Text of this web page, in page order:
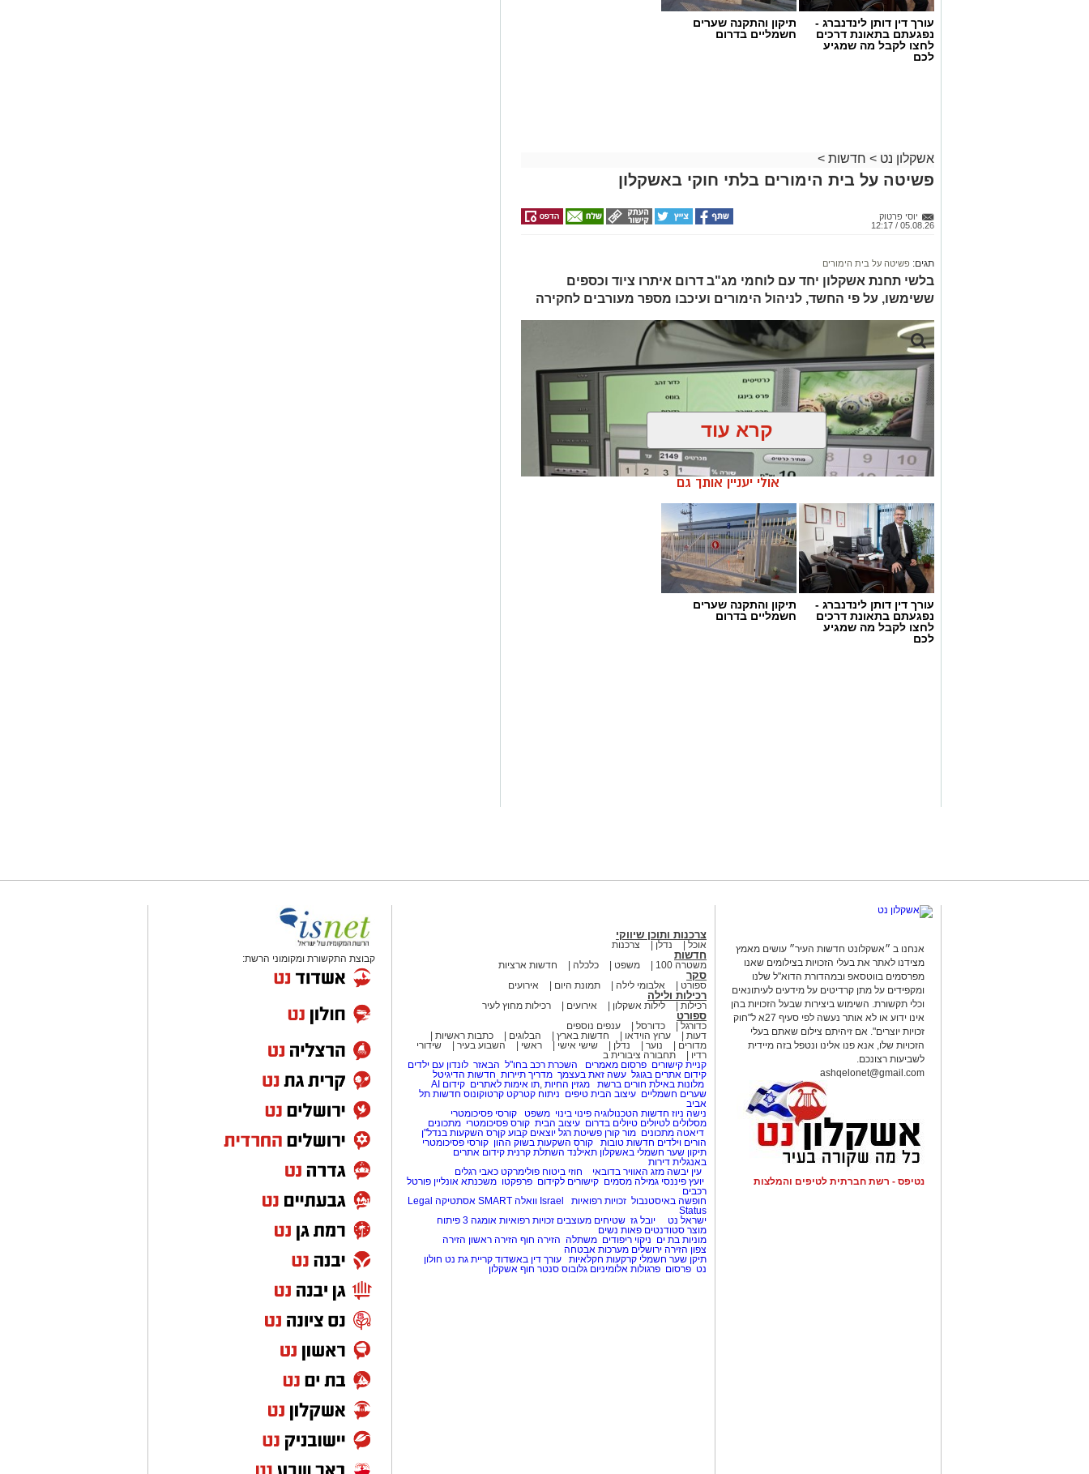
עורך דין דותן לינדנברג -
נפגעתם בתאונת דרכים
לחצו לקבל מה שמגיע
לכם
תיקון והתקנה שערים
חשמליים בדרום
אשקלון נט > חדשות >
פשיטה על בית הימורים בלתי חוקי באשקלון
יוסי פרטוק
05.08.26 / 12:17
תגים: פשיטה על בית הימורים
בלשי תחנת אשקלון יחד עם לוחמי מג"ב דרום איתרו ציוד וכספים
ששימשו, על פי החשד, לניהול הימורים ועיכבו מספר מעורבים לחקירה
דוברות המשטרה
המשטרה.
החקירה נמשכת.
סגן מפקד תחנת אשקלון, רפ"ק דורון ששון, מסר: "תחנת אשקלון פועלת באופן נחוש
ועקבי נגד תופעת ההימורים הבלתי חוקיים, המהווה כר פורה לפעילות עבריינית
ופוגעת בסדר הציבורי. נמשיך לבצע פעילות יזומה וממוקדת, לאתר מוקדים
הפועלים בניגוד לחוק ולפעול נגד המעורבים בהם, במטרה לשמור על ביטחון
הציבור ואיכות חייו".
מצ"ב תמונות.
קרדיט: דוברות המשטרה.
להורדת האפליקציה לחצו כאן
קרא עוד
אולי יעניין אותך גם
עורך דין דותן לינדנברג -
נפגעתם בתאונת דרכים
לחצו לקבל מה שמגיע
לכם
תיקון והתקנה שערים
חשמליים בדרום
אנחנו ב ״אשקלונט חדשות העיר״ עושים מאמץ
מצידנו לאתר את בעלי הזכויות בצילומים שאנו
מפרסמים בווטסאפ ובמהדורת הדוא"ל שלנו
ומקפידים על מתן קרדיטים על מידעים לעיתונאים
וכלי תקשורת. השימוש ביצירות שבעל הזכויות בהן
אינו ידוע או לא אותר נעשה לפי סעיף 27א ל"חוק
זכויות יוצרים". אם זיהיתם צילום שאתם בעלי
הזכויות שלו, אנא פנו אלינו ונטפל בזה מיידית
לשביעות רצונכם.
ashqelonet@gmail.com
נטיפס - רשת חברתית לטיפים והמלצות
צרכנות ותוכן שיווקי
אוכל נדלן צרכנות
חדשות
משטרה 100 משפט כלכלה חדשות ארציות
סקר
ספורט אלבומי לילה תמונת היום אירועים
רכילות ולילה
רכילות לילות אשקלון אירועים רכילות מחוץ לעיר
ספורט
כדורגל כדורסל
ענפים נוספים
דעות
ערוץ הוידאו חדשות בארץ הבלוגים
כתבות ראשיות
מדורים
נוער נדלן שישי אישי ראשי השבוע בעיר
שידורי
רדיו
תחבורה ציבורית ב
קניית קישורים פרסום מאמרים השכרת רכב בחו"ל הבאזר לונדון עם ילדים
קידום אתרים בגוגל עשה זאת בעצמך מדריך תיירות חדשות הדיגיטל
מלונות באילת חורים ברשת מגזין החיות ,תו אימות לאתרים קידום AI
שערים חשמליים עיצוב הבית טיפים ניתוח קטרקט קרטוקונוס חדשות תל
אביב
נישה ניוז חדשות הטכנולוגיה פינוי בינוי משפט
קורסי פסיכומטרי
מסלולים לטיולים טיולים בדרום עיצוב הבית קורס פסיכומטרי מתכונים
דיאטה מתכונים מור קורן פשיטת רגל יוצאים קבוע קןרס השקעות בנדל"ן
הורים וילדים חדשות טובות קורס השקעות בשוק ההון קורסי פסיכומטרי
תיקון שער חשמלי באשקלון תאילנד השתלת קרנית קידום אתרים
באנגלית דירות
עין יבשה מזג האוויר בדובאי חוזי ביטוח פולימרקט כאבי רגלים
יועץ פיננסי גמילה מסמים קישורים לקידום פרפקטו משכנתא אונליין פורטל
רכבים
חופשה באיסטנבול זכויות רפואיות Israel וואלה SMART אסתטיקה Legal
Status
ישראל נט
יובל גז שטיחים מעוצבים זכויות רפואיות אומגה 3
פיתוח
מוצר סטודנטים פאות נשים
מוניות בת ים ניקוי ריפודים משתלה הזירה חוף הזירה ראשון הזירה
צפון הזירה ירושלים מערכות אבטחה
תיקן שער חשמלי קרקעות חקלאיות עורך דין באשדוד קריית גת נט חולון
נט פרסום פרגולות אלומיניום גלובוס סנטר חוף אשקלון
קבוצת התקשורת ומקומוני הרשת: